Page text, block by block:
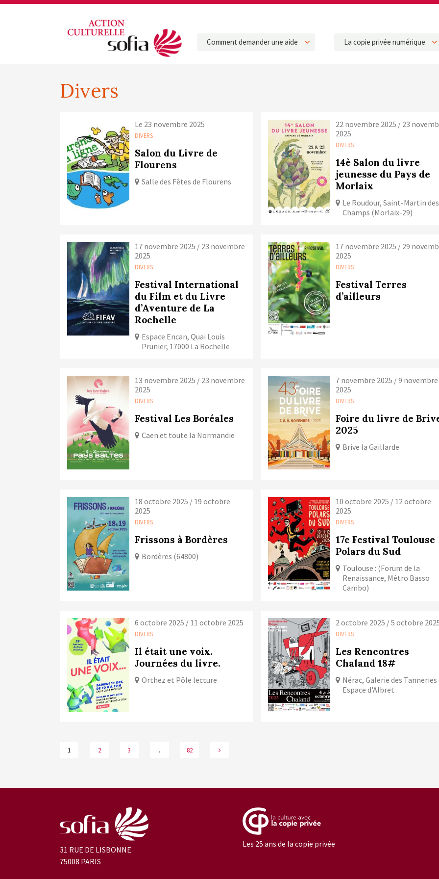
Comment demander une aide La copie privée numérique
Divers
Le 23 novembre 2025
DIVERS
Salon du Livre de
Flourens
Salle des Fêtes de Flourens
22 novembre 2025 / 23
2025
DIVERS
14è Salon du livre
jeunesse du Pays de
Morlaix
Le Roudour, Saint-Martin des
Champs (Morlaix-29)
17 novembre 2025 / 23 novembre
2025
DIVERS
Festival International
du Film et du Livre
d’Aventure de La
Rochelle
Espace Encan, Quai Louis
Prunier, 17000 La Rochelle
17 novembre 2025 / 29
2025
DIVERS
Festival Terres
d’ailleurs
13 novembre 2025 / 23 novembre
2025
DIVERS
Festival Les Boréales
Caen et toute la Normandie
7 novembre 2025 / 9 novembre
2025
DIVERS
Foire du livre de
2025
Brive la Gaillarde
18 octobre 2025 / 19 octobre
2025
DIVERS
Frissons à Bordères
Bordères (64800)
10 octobre 2025 / 12 octobre
2025
DIVERS
17e Festival Toulouse
Polars du Sud
Toulouse : (Forum de la
Renaissance, Métro Basso
Cambo)
6 octobre 2025 / 11 octobre 2025
DIVERS
Il était une voix.
Journées du livre.
Orthez et Pôle lecture
2 octobre 2025 / 5 octobre
DIVERS
Les Rencontres
Chaland 18#
Nérac, Galerie des
Espace d'Albret
1 2 3 … 82
31 RUE DE LISBONNE
75008 PARIS
Les 25 ans de la copie privée